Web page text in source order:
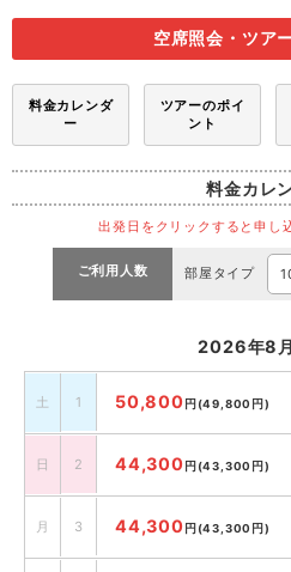
空席照会・ツア
料金カレンダ
ー
ツアーのポイ
ント
料金カレ
出発日をクリックすると申し
ご利用人数 部屋タイプ
2026年8月
土 1 50,800 円 (49,800円)
日 2 44,300 円 (43,300円)
月 3 44,300 円 (43,300円)